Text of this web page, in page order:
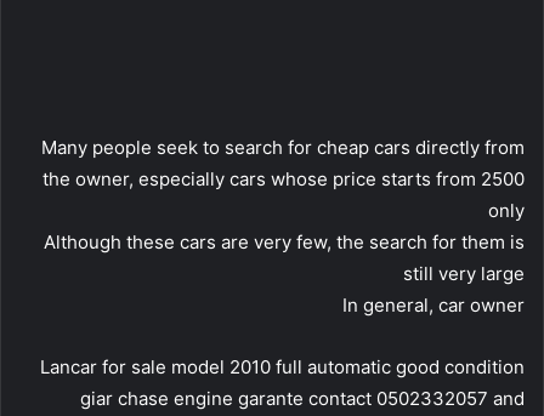
Many people seek to search for cheap cars directly from
the owner, especially cars whose price starts from 2500
only
Although these cars are very few, the search for them is
still very large
In general, car owner
Lancar for sale model 2010 full automatic good condition
giar chase engine garante contact 0502332057 and